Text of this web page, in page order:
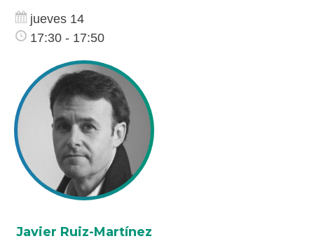
jueves 14
17:30 - 17:50
Javier Ruiz-Martínez